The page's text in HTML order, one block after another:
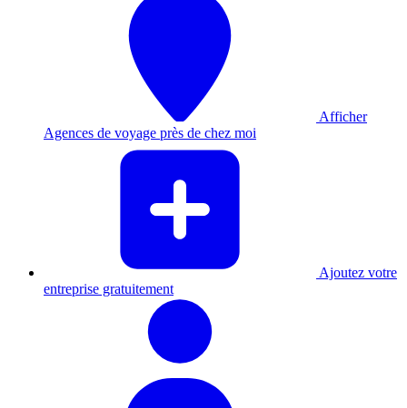
Afficher
Agences de voyage près de chez moi
Ajoutez votre
entreprise gratuitement